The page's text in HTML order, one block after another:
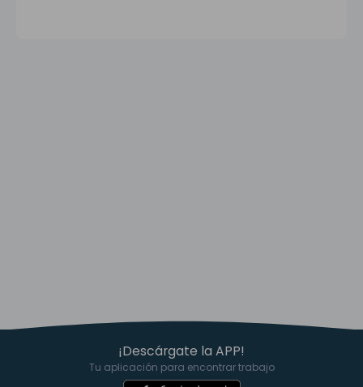
¡Descárgate la APP!
Tu aplicación para encontrar trabajo